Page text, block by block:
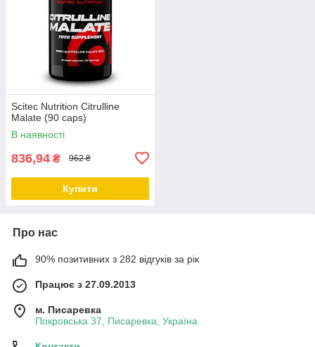
Scitec Nutrition Citrulline
Malate (90 caps)
В наявності
836,94 ₴ 962 ₴
Купити
Про нас
90% позитивних з 282 відгуків за рік
Працює з 27.09.2013
м. Писаревка
Покровська 37, Писаревка, Україна